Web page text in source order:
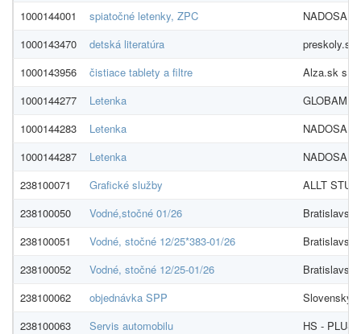
1000144001
spiatočné letenky, ZPC
1000143470
detská literatúra
preskoly.sk
1000143956
čistiace tablety a filtre
Alza.sk s.
1000144277
Letenka
1000144283
Letenka
1000144287
Letenka
238100071
Grafické služby
ALLT
238100050
Vodné,stočné 01/26
238100051
Vodné, stočné 12/25*383-01/26
238100052
Vodné, stočné 12/25-01/26
238100062
objednávka SPP
Slovenský
238100063
Servis automobilu
HS -